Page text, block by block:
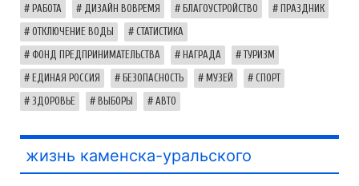
РАБОТА ДИЗАЙН ВОВРЕМЯ БЛАГОУСТРОЙСТВО ПРАЗДНИК
ОТКЛЮЧЕНИЕ ВОДЫ СТАТИСТИКА
ФОНД ПРЕДПРИНИМАТЕЛЬСТВА НАГРАДА ТУРИЗМ
ЕДИНАЯ РОССИЯ БЕЗОПАСНОСТЬ МУЗЕЙ СПОРТ
ЗДОРОВЬЕ ВЫБОРЫ АВТО
жизнь каменска-уральского